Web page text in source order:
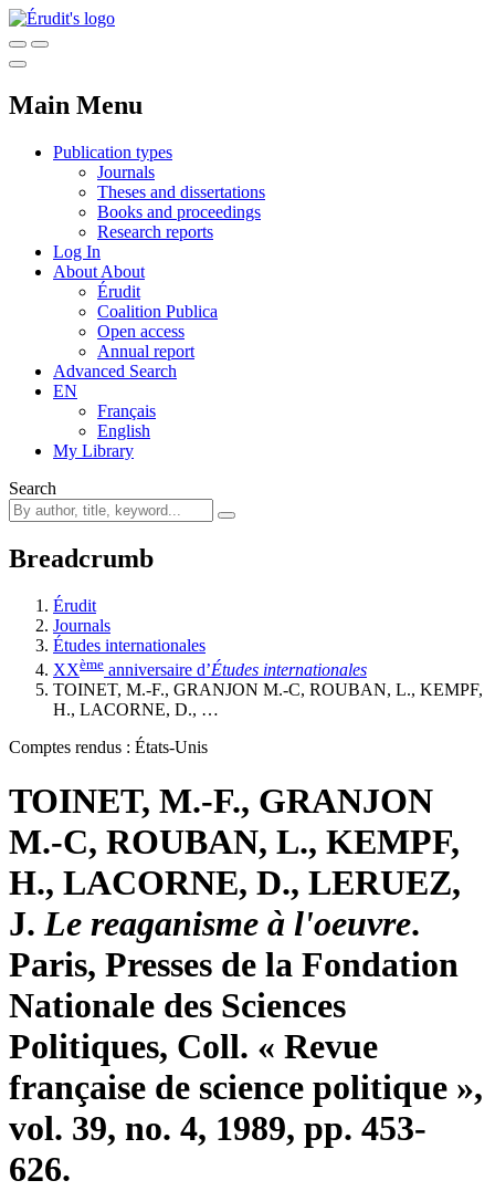
Main Menu
Publication types
Journals
Theses and dissertations
Books and proceedings
Research reports
Log In
About About
Érudit
Coalition Publica
Open access
Annual report
Advanced Search
EN
Français
English
My Library
Search
Breadcrumb
Érudit
Journals
Études internationales
XXème anniversaire d’Études internationales
TOINET, M.-F., GRANJON M.-C, ROUBAN, L., KEMPF,
H., LACORNE, D., …
Comptes rendus : États-Unis
TOINET, M.-F., GRANJON
M.-C, ROUBAN, L., KEMPF,
H., LACORNE, D., LERUEZ,
J.Le reaganisme à l'oeuvre.
Paris, Presses de la Fondation
Nationale des Sciences
Politiques, Coll. « Revue
française de science politique »,
vol. 39, no. 4, 1989, pp. 453-
626.